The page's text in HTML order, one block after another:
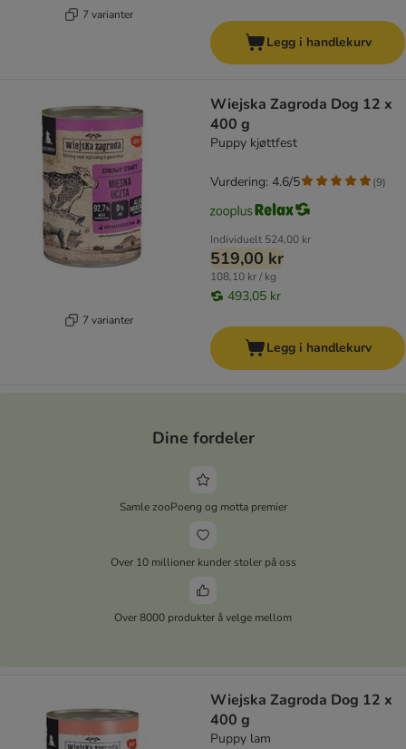
7 varianter
Legg i handlekurv
7 varianter
Wiejska Zagroda Dog 12 x
400 g
Puppy kjøttfest
Individuelt 524,00 kr
519,00 kr
108,10 kr / kg
493,05 kr
Vurdering: 4.6/5 (9)
Legg i handlekurv
Dine fordeler
Samle zooPoeng og motta premier
Over 10 millioner kunder stoler på oss
Over 8000 produkter å velge mellom
Wiejska Zagroda Dog 12 x
400 g
Puppy lam